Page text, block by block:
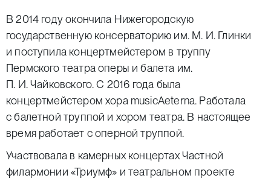
В 2014 году окончила Нижегородскую
государственную консерваторию им. М. И. Глинки
и поступила концертмейстером в труппу
Пермского театра оперы и балета им.
П. И. Чайковского. С 2016 года была
концертмейстером хора musicAeterna. Работала
с балетной труппой и хором театра. В настоящее
время работает с оперной труппой.
Участвовала в камерных концертах Частной
филармонии «Триумф» и театральном проекте